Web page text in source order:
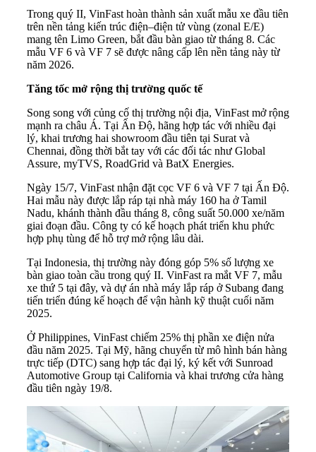
Trong quý II, VinFast hoàn thành sản xuất mẫu xe đầu tiên
trên nền tảng kiến trúc điện–điện tử vùng (zonal E/E)
mang tên Limo Green, bắt đầu bàn giao từ tháng 8. Các
mẫu VF 6 và VF 7 sẽ được nâng cấp lên nền tảng này từ
năm 2026.
Tăng tốc mở rộng thị trường quốc tế
Song song với củng cố thị trường nội địa, VinFast mở rộng
mạnh ra châu Á. Tại Ấn Độ, hãng hợp tác với nhiều đại
lý, khai trương hai showroom đầu tiên tại Surat và
Chennai, đồng thời bắt tay với các đối tác như Global
Assure, myTVS, RoadGrid và BatX Energies.
Ngày 15/7, VinFast nhận đặt cọc VF 6 và VF 7 tại Ấn Độ.
Hai mẫu này được lắp ráp tại nhà máy 160 ha ở Tamil
Nadu, khánh thành đầu tháng 8, công suất 50.000 xe/năm
giai đoạn đầu. Công ty có kế hoạch phát triển khu phức
hợp phụ tùng để hỗ trợ mở rộng lâu dài.
Tại Indonesia, thị trường này đóng góp 5% số lượng xe
bàn giao toàn cầu trong quý II. VinFast ra mắt VF 7, mẫu
xe thứ 5 tại đây, và dự án nhà máy lắp ráp ở Subang đang
tiến triển đúng kế hoạch để vận hành kỹ thuật cuối năm
2025.
Ở Philippines, VinFast chiếm 25% thị phần xe điện nửa
đầu năm 2025. Tại Mỹ, hãng chuyển từ mô hình bán hàng
trực tiếp (DTC) sang hợp tác đại lý, ký kết với Sunroad
Automotive Group tại California và khai trương cửa hàng
đầu tiên ngày 19/8.